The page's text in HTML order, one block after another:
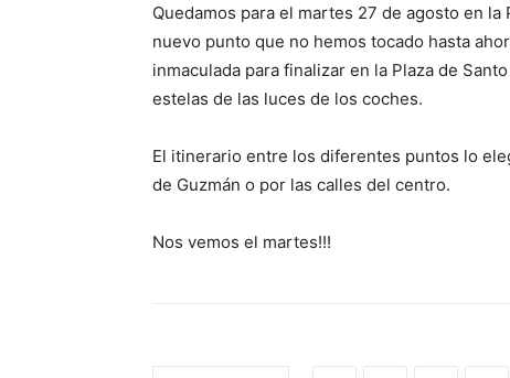
Quedamos para el martes 27 de agosto en
nuevo punto que no hemos tocado hasta
inmaculada para finalizar en la Plaza de
estelas de las luces de los coches.
El itinerario entre los diferentes puntos lo
de Guzmán o por las calles del centro.
Nos vemos el martes!!!